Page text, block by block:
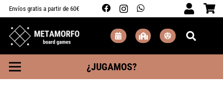
Envíos gratis a partir de 60€
¿JUGAMOS?